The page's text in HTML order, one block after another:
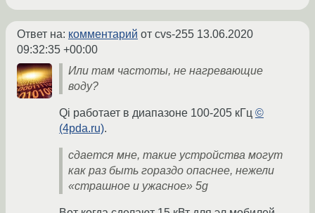
Ответ на: комментарий от cvs-255 13.06.2020
09:32:35 +00:00
Или там частоты, не нагревающие
воду?
Qi работает в диапазоне 100-205 кГц ©
(4pda.ru).
сдается мне, такие устройства могут
как раз быть гораздо опаснее, нежели
«страшное и ужасное» 5g